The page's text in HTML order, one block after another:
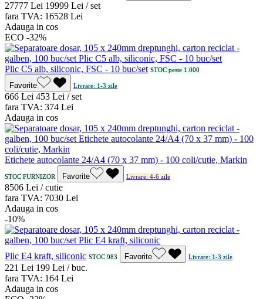
27777 Lei 19999 Lei / set
fara TVA: 16528 Lei
Adauga in cos
ECO -32%
Plic C5 alb, siliconic, FSC - 10 buc/set STOC peste 1.000
Favorite Livrare: 1-3 zile
666 Lei 453 Lei / set
fara TVA: 374 Lei
Adauga in cos
Etichete autocolante 24/A4 (70 x 37 mm) - 100 coli/cutie, Markin
STOC FURNIZOR Favorite Livrare: 4-6 zile
8506 Lei / cutie
fara TVA: 7030 Lei
Adauga in cos
-10%
Plic E4 kraft, siliconic STOC 983 Favorite Livrare: 1-3 zile
221 Lei 199 Lei / buc.
fara TVA: 164 Lei
Adauga in cos